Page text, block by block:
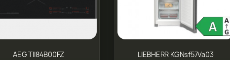
AEG TII84B00FZ
LIEBHERR KGNsf57Va03